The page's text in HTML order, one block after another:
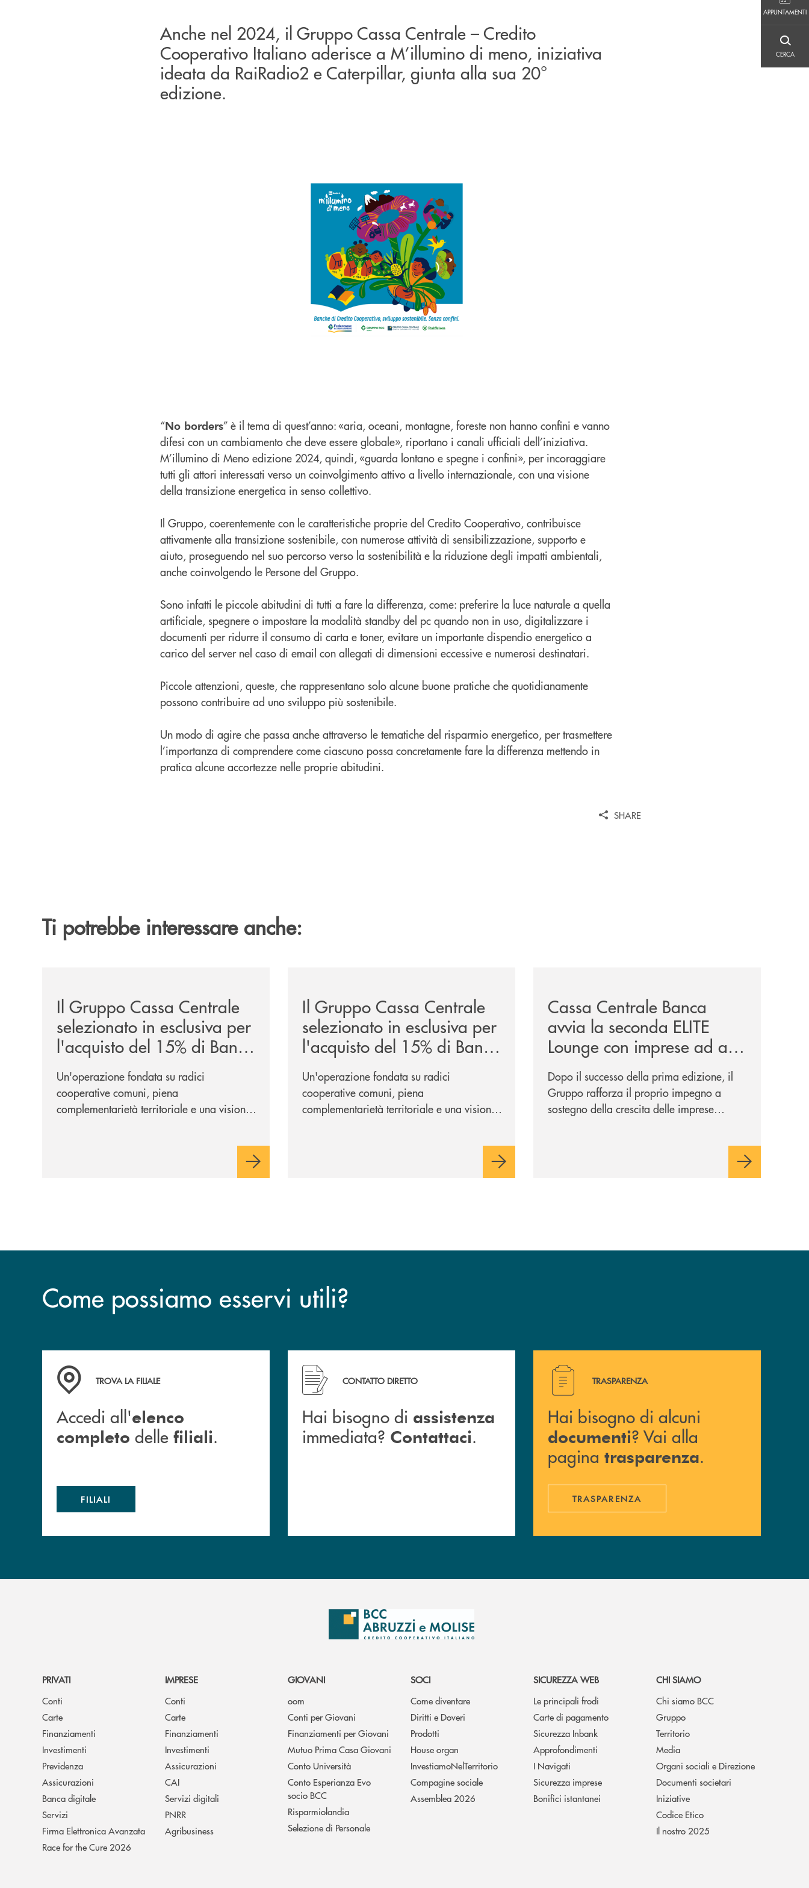
APPUNTAMENTI
CERCA
Anche nel 2024, il Gruppo Cassa Centrale – Credito
Cooperativo Italiano aderisce a M’illumino di meno, iniziativa
ideata da RaiRadio2 e Caterpillar, giunta alla sua 20°
edizione.
“No borders” è il tema di quest’anno: «aria, oceani, montagne, foreste non hanno confini e vanno
difesi con un cambiamento che deve essere globale», riportano i canali ufficiali dell’iniziativa.
M’illumino di Meno edizione 2024, quindi, «guarda lontano e spegne i confini», per incoraggiare
tutti gli attori interessati verso un coinvolgimento attivo a livello internazionale, con una visione
della transizione energetica in senso collettivo.
Il Gruppo, coerentemente con le caratteristiche proprie del Credito Cooperativo, contribuisce
attivamente alla transizione sostenibile, con numerose attività di sensibilizzazione, supporto e
aiuto, proseguendo nel suo percorso verso la sostenibilità e la riduzione degli impatti ambientali,
anche coinvolgendo le Persone del Gruppo.
Sono infatti le piccole abitudini di tutti a fare la differenza, come: preferire la luce naturale a quella
artificiale, spegnere o impostare la modalità standby del pc quando non in uso, digitalizzare i
documenti per ridurre il consumo di carta e toner, evitare un importante dispendio energetico a
carico del server nel caso di email con allegati di dimensioni eccessive e numerosi destinatari.
Piccole attenzioni, queste, che rappresentano solo alcune buone pratiche che quotidianamente
possono contribuire ad uno sviluppo più sostenibile.
Un modo di agire che passa anche attraverso le tematiche del risparmio energetico, per trasmettere
l’importanza di comprendere come ciascuno possa concretamente fare la differenza mettendo in
pratica alcune accortezze nelle proprie abitudini.
SHARE
Ti potrebbe interessare anche:
Il Gruppo Cassa Centrale
selezionato in esclusiva per
l'acquisto del 15% di Banca
Cambiano 1884
Un'operazione fondata su radici
cooperative comuni, piena
complementarietà territoriale e una visione
Il Gruppo Cassa Centrale
selezionato in esclusiva per
l'acquisto del 15% di Banca
Cambiano 1884
Un'operazione fondata su radici
cooperative comuni, piena
complementarietà territoriale e una visione
Cassa Centrale Banca
avvia la seconda ELITE
Lounge con imprese ad alto
potenziale
Dopo il successo della prima edizione, il
Gruppo rafforza il proprio impegno a
sostegno della crescita delle imprese
Come possiamo esservi utili?
Accedi all' elenco completo delle filiali .
TROVA LA FILIALE
Accedi all'elenco
completo delle filiali.
FILIALI
CONTATTO DIRETTO
Hai bisogno di assistenza
immediata? Contattaci.
Hai bisogno di alcuni documenti ? Vai alla pagina
TRASPARENZA
Hai bisogno di alcuni
documenti? Vai alla
pagina trasparenza.
TRASPARENZA
PRIVATI
Conti
Carte
Finanziamenti
Investimenti
Previdenza
Assicurazioni
Banca digitale
Servizi
Firma Elettronica Avanzata
Race for the Cure 2026
IMPRESE
Conti
Carte
Finanziamenti
Investimenti
Assicurazioni
CAI
Servizi digitali
PNRR
Agribusiness
GIOVANI
oom
Conti per Giovani
Finanziamenti per Giovani
Mutuo Prima Casa Giovani
Conto Università
Conto Esperianza Evo
socio BCC
Risparmiolandia
Selezione di Personale
SOCI
Come diventare
Diritti e Doveri
Prodotti
House organ
InvestiamoNelTerritorio
Compagine sociale
Assemblea 2026
SICUREZZA WEB
Le principali frodi
Carte di pagamento
Sicurezza Inbank
Approfondimenti
I Navigati
Sicurezza imprese
Bonifici istantanei
CHI SIAMO
Chi siamo BCC
Gruppo
Territorio
Media
Organi sociali e Direzione
Documenti societari
Iniziative
Codice Etico
Il nostro 2025